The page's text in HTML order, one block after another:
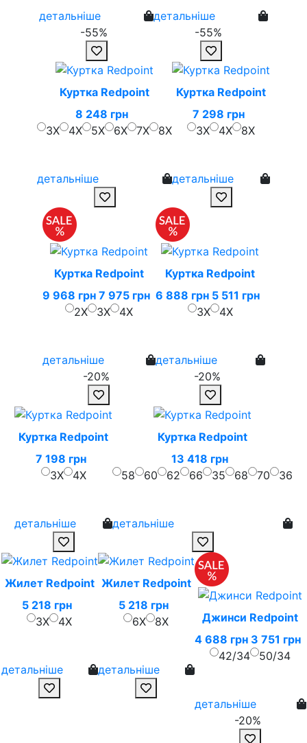
детальніше
-55%
детальніше
-55%
Куртка Redpoint
8 248 грн
3X
4X 5X 6X 7X 8X
детальніше
Куртка Redpoint
7 298 грн
3X
4X 8X
детальніше
Куртка Redpoint
9 968 грн 7 975 грн
2X
3X 4X
детальніше
-20%
Куртка Redpoint
6 888 грн 5 511 грн
3X
4X
детальніше
-20%
Куртка Redpoint
7 198 грн
3X
4X
детальніше
Куртка Redpoint
13 418 грн
58
60 62 66 35 68 70 36
детальніше
Жилет Redpoint
5 218 грн
3X
4X
детальніше
Жилет Redpoint
5 218 грн
6X
8X
детальніше
Джинси Redpoint
4 688 грн 3 751 грн
42/34
50/34
детальніше
-20%